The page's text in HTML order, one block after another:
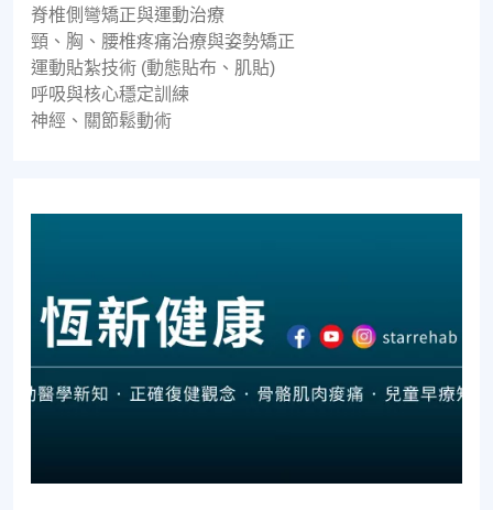
脊椎側彎矯正與運動治療
頸、胸、腰椎疼痛治療與姿勢矯正
運動貼紮技術 (動態貼布、肌貼)
呼吸與核心穩定訓練
神經、關節鬆動術